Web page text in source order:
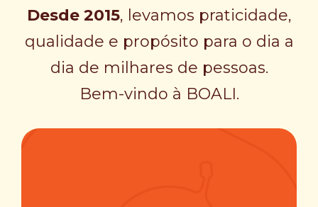
Desde 2015, levamos praticidade,
qualidade e propósito para o dia a
dia de milhares de pessoas.
Bem-vindo à BOALI.